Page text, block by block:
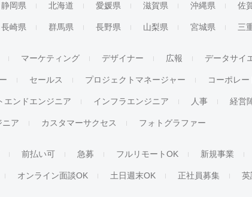
静岡県 北海道 愛媛県 滋賀県 沖縄県 佐
長崎県 群馬県 長野県 山梨県 宮城県 三
マーケティング デザイナー 広報 データサイ
セールス プロジェクトマネージャー コーポレ
エンドエンジニア インフラエンジニア 人事 経営
ニア カスタマーサクセス フォトグラファー
前払い可 急募 フルリモートOK 新規事業
オンライン面談OK 土日週末OK 正社員募集 英